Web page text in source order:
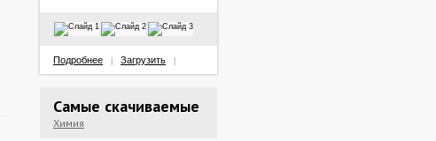
Подробнее Загрузить
Самые скачиваемые
Химия